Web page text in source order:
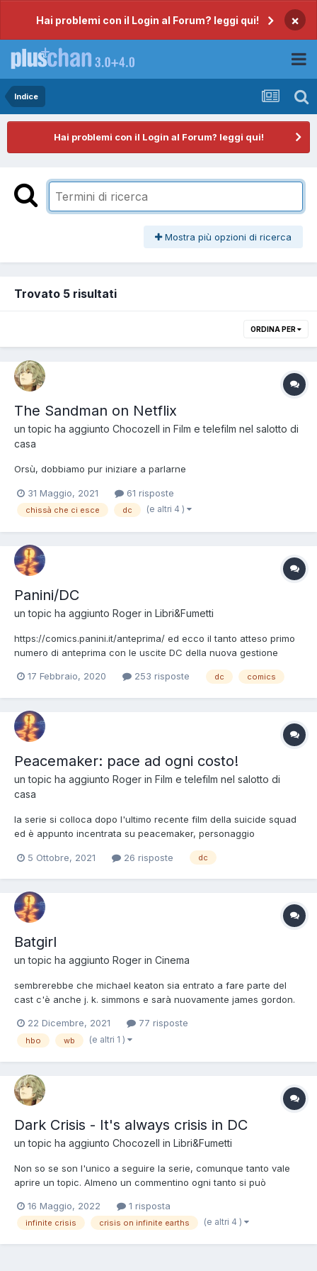
Hai problemi con il Login al Forum? leggi qui! ×
Indice
Hai problemi con il Login al Forum? leggi qui!
Mostra più opzioni di ricerca
Trovato 5 risultati
ORDINA PER
The Sandman on Netflix
un topic ha aggiunto Chocozell in Film e telefilm nel salotto di
casa
Orsù, dobbiamo pur iniziare a parlarne
31 Maggio, 2021 61 risposte
chissà che ci esce dc (e altri 4 )
Panini/DC
un topic ha aggiunto Roger in Libri&Fumetti
https://comics.panini.it/anteprima/ ed ecco il tanto atteso primo
numero di anteprima con le uscite DC della nuova gestione
numeri contenitori le cui storie potrebbero rivedersi più avanti in
17 Febbraio, 2020 253 risposte dc comics
Peacemaker: pace ad ogni costo!
un topic ha aggiunto Roger in Film e telefilm nel salotto di
casa
la serie si colloca dopo l'ultimo recente film della suicide squad
ed è appunto incentrata su peacemaker, personaggio
c'è un'aquila nella macchina
5 Ottobre, 2021 26 risposte dc
Batgirl
un topic ha aggiunto Roger in Cinema
sembrerebbe che michael keaton sia entrato a fare parte del
cast c'è anche j. k. simmons e sarà nuovamente james gordon.
da terra-snyder...
22 Dicembre, 2021 77 risposte
hbo wb (e altri 1 )
Dark Crisis - It's always crisis in DC
un topic ha aggiunto Chocozell in Libri&Fumetti
Non so se son l'unico a seguire la serie, comunque tanto vale
aprire un topic. Almeno un commentino ogni tanto si può
Metal 2, e le mini Infinite Frontier e JL Incarnate. Potete anche
saltare Metal e andare direttamente a IF, c'è un b...
16 Maggio, 2022 1 risposta
infinite crisis crisis on infinite earths (e altri 4 )